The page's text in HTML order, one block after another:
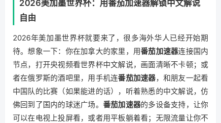
2026美加墨世界杯：用番茄加速器解锁中文解说
自由
2026年美加墨世界杯就要来了，很多海外华人已经开始期
待。想象一下：你在加拿大的家里，用番茄加速器连接国内
节点，打开央视频看世界杯中文解说，画面清晰不卡顿；或
者在俄罗斯的酒吧里，用手机连番茄加速器，和朋友一起看
中国队的比赛（如果能进的话），听着熟悉的中文解说，仿
佛回到了国内的球迷广场。 番茄加速器的多设备支持，让你
可以在电视上投屏看，或者用平板躺着看；无限流量让你不